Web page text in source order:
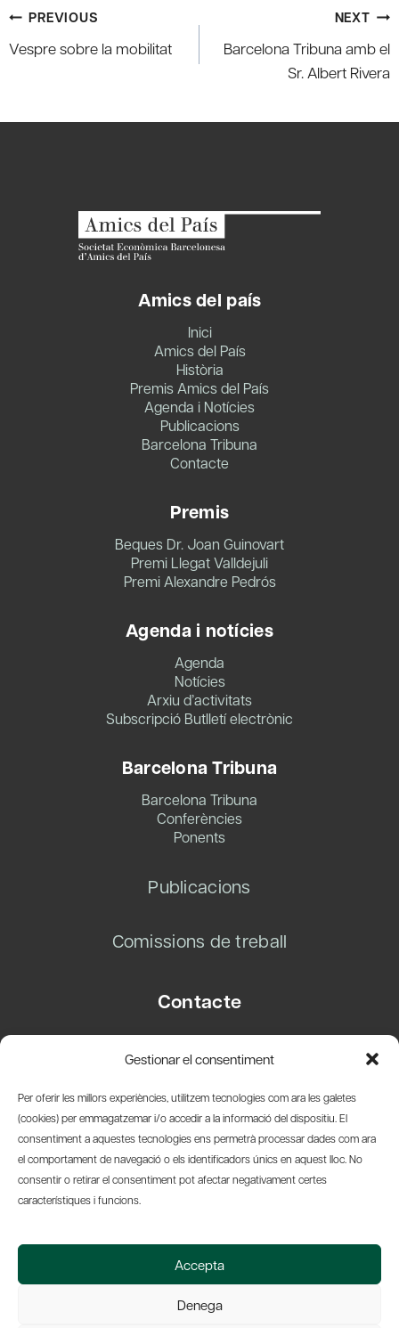
Gestionar el consentiment
Per oferir les millors experiències, utilitzem tecnologies com ara les galetes
(cookies) per emmagatzemar i/o accedir a la informació del dispositiu. El
consentiment a aquestes tecnologies ens permetrà processar dades com ara
el comportament de navegació o els identificadors únics en aquest lloc. No
consentir o retirar el consentiment pot afectar negativament certes
característiques i funcions.
Accepta
Denega
Post
navigation
PREVIOUS
Vespre sobre la mobilitat
NEXT
Barcelona Tribuna amb el
Sr. Albert Rivera
Amics del país
Inici
Amics del País
Història
Premis Amics del País
Agenda i Notícies
Publicacions
Barcelona Tribuna
Contacte
Premis
Beques Dr. Joan Guinovart
Premi Llegat Valldejuli
Premi Alexandre Pedrós
Agenda i notícies
Agenda
Notícies
Arxiu d’activitats
Subscripció Butlletí electrònic
Barcelona Tribuna
Barcelona Tribuna
Conferències
Ponents
Publicacions
Comissions de treball
Contacte
08003 Barcelona
info@amicsdelpais.com
Suscripció Newsletter
© 2026 Societat Econòmica Barcelonesa d'Amics del País
Web by Ideamatic